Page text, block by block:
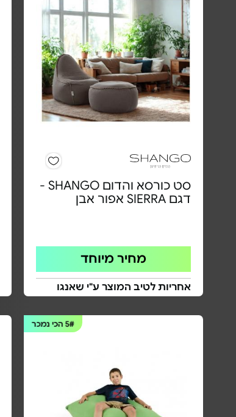
סט כורסא והדום SHANGO -
דגם SIERRA אפור אבן
מחיר מיוחד
אחריות לטיב המוצר ע"י שאנגו
5# הכי נמכר